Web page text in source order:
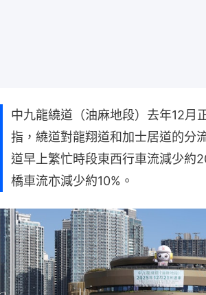
中九龍繞道（油麻地段）去年12月
指，繞道對龍翔道和加士居道的分
道早上繁忙時段東西行車流減少約
橋車流亦減少約10%。